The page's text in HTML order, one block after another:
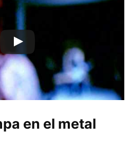
en el metal